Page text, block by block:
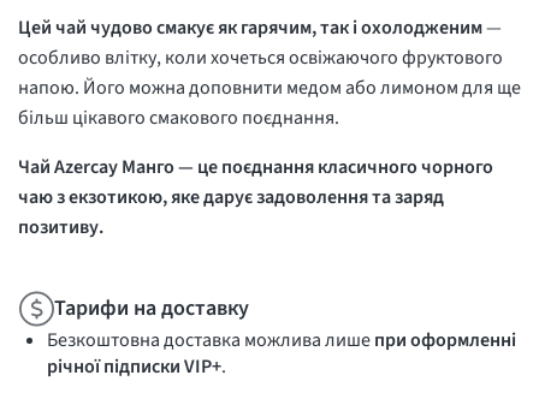
Цей чай чудово смакує як гарячим, так і охолодженим—
особливо влітку, коли хочеться освіжаючого фруктового
напою. Його можна доповнити медом або лимоном для ще
більш цікавого смакового поєднання.
Чай Azercay Манго — це поєднання класичного чорного
чаю з екзотикою, яке дарує задоволення та заряд
позитиву.
Тарифи на доставку
Безкоштовна доставка можлива лишепри оформленні
річної підписки VIP+.